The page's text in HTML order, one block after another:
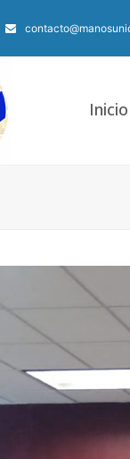
Inicio